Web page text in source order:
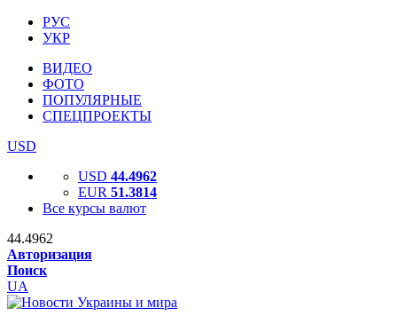
РУС
УКР
ВИДЕО
ФОТО
ПОПУЛЯРНЫЕ
СПЕЦПРОЕКТЫ
USD
USD 44.4962
EUR 51.3814
Все курсы валют
44.4962
Авторизация
Поиск
UA